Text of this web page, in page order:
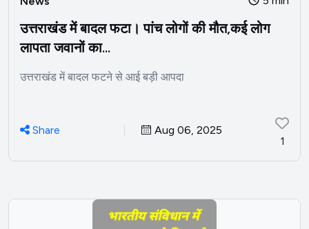
उत्तराखंड में बादल फटा। पांच लोगों की मौत,कई लोग
लापता जवानों का...
उत्तराखंड में बादल फटने से आई बड़ी आपदा
Share
Aug 06, 2025
1